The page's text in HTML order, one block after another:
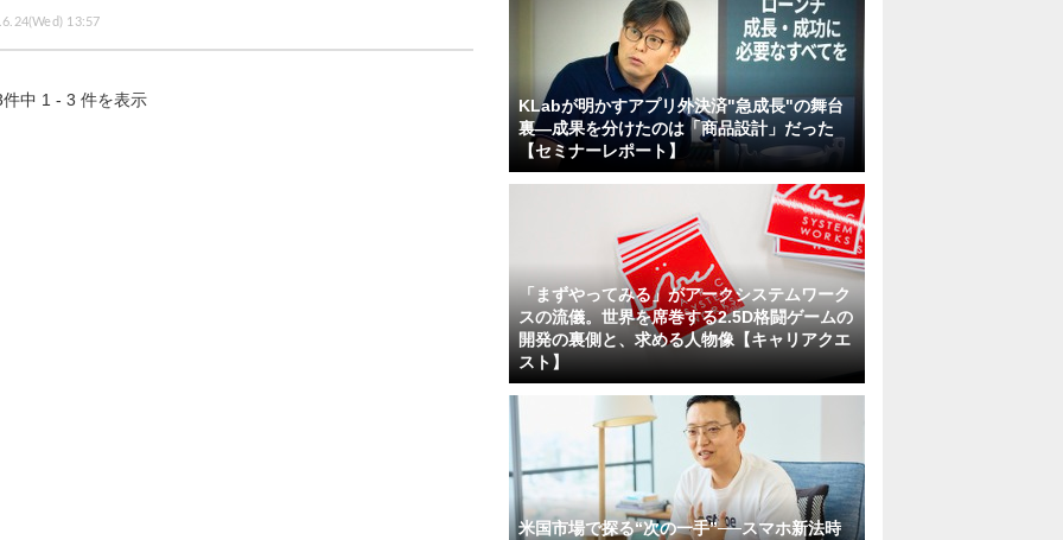
13:57
中 1 - 3 件を表示
KLabが明かすアプリ外決済"急成長"の舞台
裏―成果を分けたのは「商品設計」だった
【セミナーレポート】
「まずやってみる」がアークシステムワーク
スの流儀。世界を席巻する2.5D格闘ゲームの
開発の裏側と、求める人物像【キャリアクエ
スト】
米国市場で探る“次の一手”──スマホ新法時